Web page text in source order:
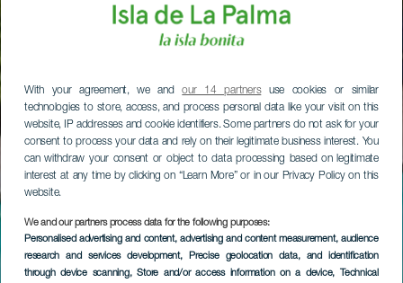
With your agreement, we andour 14 partnersuse cookies or similar
technologies to store, access, and process personal data like your visit on this
website, IP addresses and cookie identifiers. Some partners do not ask for your
consent to process your data and rely on their legitimate business interest. You
can withdraw your consent or object to data processing based on legitimate
interest at any time by clicking on “Learn More” or in our Privacy Policy on this
website.
We and our partners process data for the following purposes:
Personalised advertising and content, advertising and content measurement, audience
research and services development, Precise geolocation data, and identification
through device scanning, Store and/or access information on a device, Technical